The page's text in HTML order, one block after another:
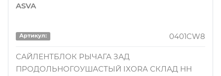
ASVA
Артикул: 0401CW8
САЙЛЕНТБЛОК РЫЧАГА ЗАД
ПРОДОЛЬНОГОУШАСТЫЙ IXORA СКЛАД НН